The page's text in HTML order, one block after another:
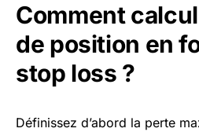
Comment
de position en
stop loss ?
Définissez d’abord la perte